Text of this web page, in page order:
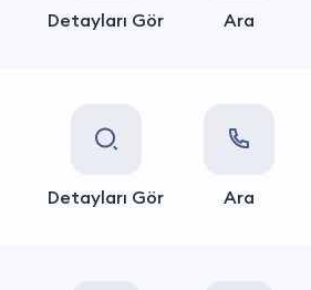
Detayları Gör Ara
Detayları Gör Ara